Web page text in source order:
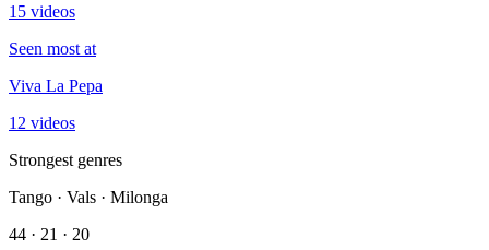
15 videos
Seen most at
Viva La Pepa
12 videos
Strongest genres
Tango · Vals · Milonga
44 · 21 · 20